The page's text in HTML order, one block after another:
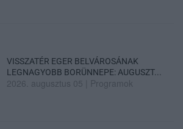
VISSZATÉR EGER BELVÁROSÁNAK
LEGNAGYOBB BORÜNNEPE: AUGUSZT...
2026. augusztus 05 Programok